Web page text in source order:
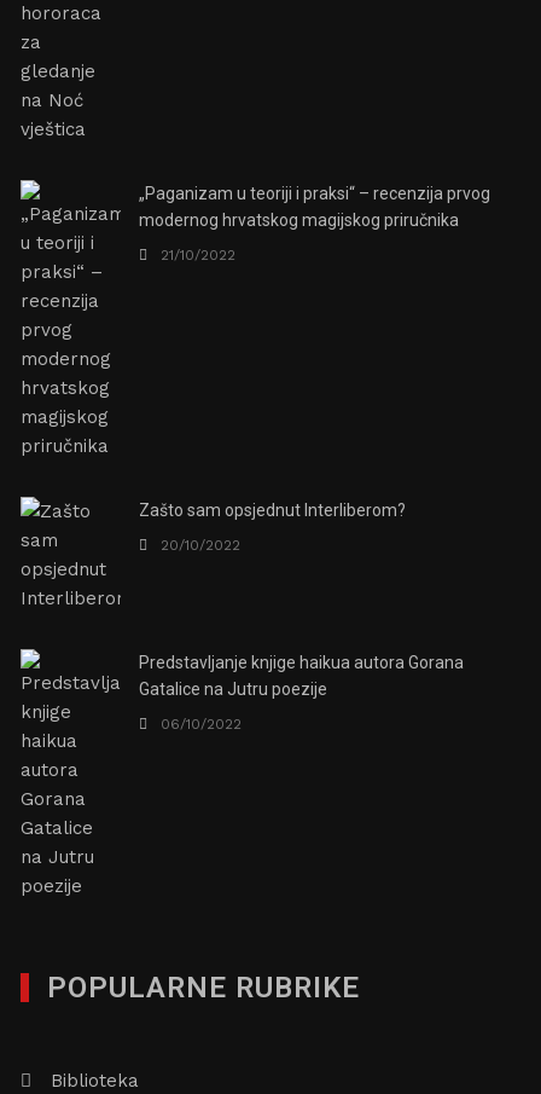
„Paganizam u teoriji i praksi“ – recenzija prvog
modernog hrvatskog magijskog priručnika
21/10/2022
Zašto sam opsjednut Interliberom?
20/10/2022
Predstavljanje knjige haikua autora Gorana
Gatalice na Jutru poezije
06/10/2022
POPULARNE RUBRIKE
Biblioteka